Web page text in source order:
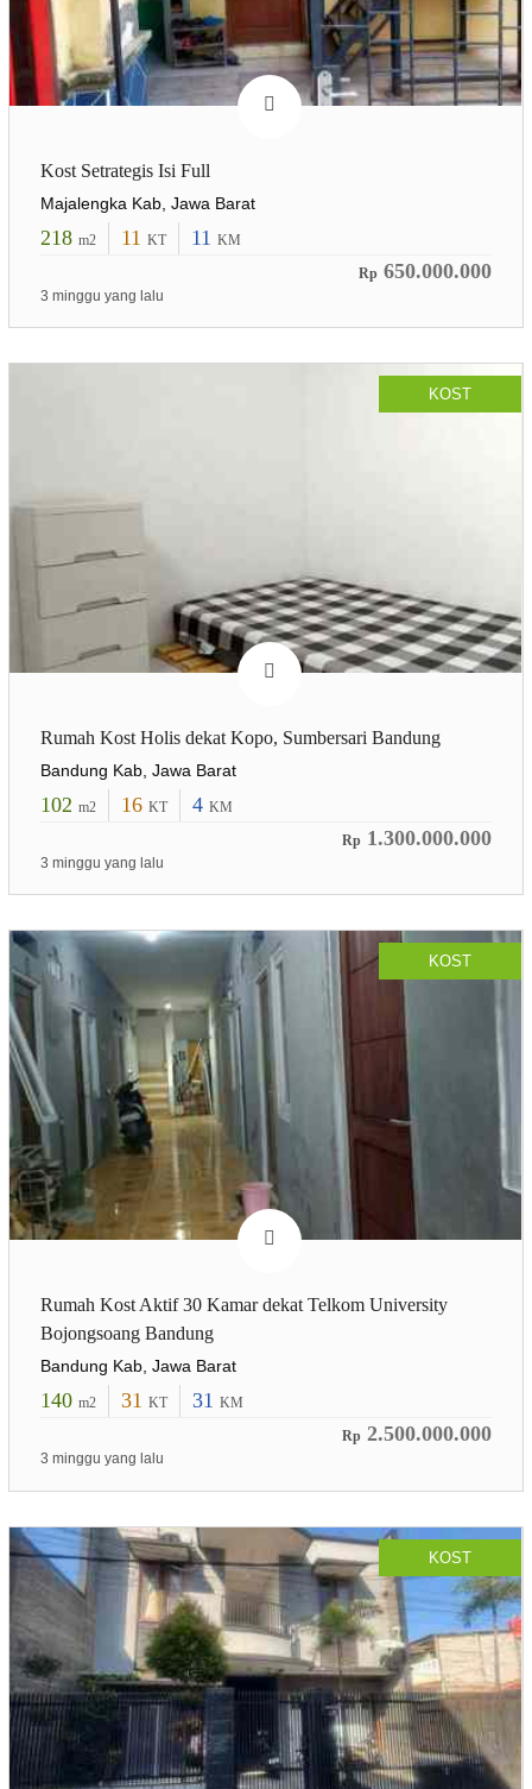
Kost Setrategis Isi Full
Majalengka Kab, Jawa Barat
218 m2 11 KT 11 KM
Rp 650.000.000
3 minggu yang lalu
KOST
Rumah Kost Holis dekat Kopo, Sumbersari Bandung
Bandung Kab, Jawa Barat
102 m2 16 KT 4 KM
Rp 1.300.000.000
3 minggu yang lalu
KOST
Rumah Kost Aktif 30 Kamar dekat Telkom University
Bojongsoang Bandung
Bandung Kab, Jawa Barat
140 m2 31 KT 31 KM
Rp 2.500.000.000
3 minggu yang lalu
KOST